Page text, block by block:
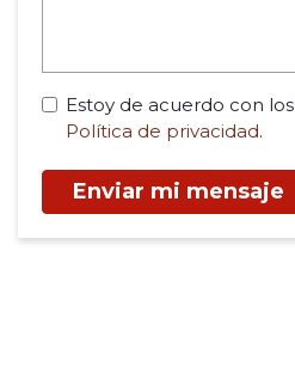
Estoy de acuerdo con los
Política de privacidad.
Enviar mi mensaje